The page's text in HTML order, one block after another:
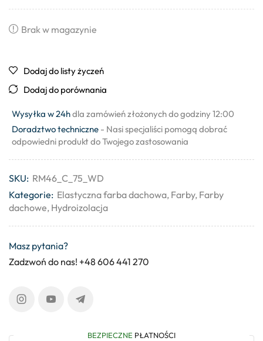
Brak w magazynie
Dodaj do listy życzeń
Dodaj do porównania
Wysyłka w 24hdla zamówień złożonych do godziny 12:00
Doradztwo techniczne - Nasi specjaliści pomogą dobrać
odpowiedni produkt do Twojego zastosowania
SKU: RM46_C_75_WD
Kategorie: Elastyczna farba dachowa, Farby, Farby
dachowe, Hydroizolacja
Masz pytania?
Zadzwoń do nas! +48 606 441 270
BEZPIECZNE PŁATNOŚCI